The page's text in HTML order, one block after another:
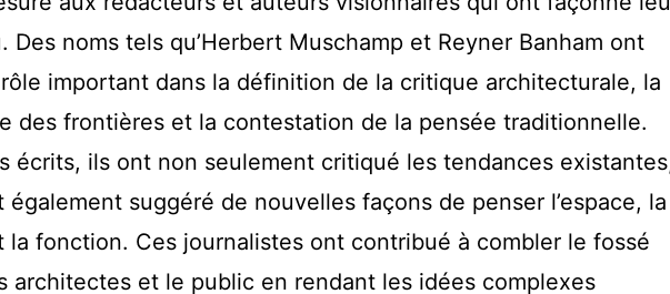
Des noms tels qu’Herbert Muschamp et Reyner Banham ont
important dans la définition de la critique architecturale, la
des frontières et la contestation de la pensée traditionnelle.
écrits, ils ont non seulement critiqué les tendances
également suggéré de nouvelles façons de penser l’espace, la
la fonction. Ces journalistes ont contribué à combler le fossé
architectes et le public en rendant les idées complexes